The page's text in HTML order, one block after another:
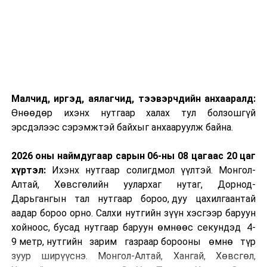
Малчид, иргэд, аялагчид, тээвэрчдийн анхааралд:
Өнөөдөр ихэнх нутгаар халах тул болзошгүй
эрсдэлээс сэрэмжтэй байхыг анхааруулж байна.
2026 оны наймдугаар сарын 06-ны 08 цагаас 20 цаг
хүртэл:Ихэнх нутгаар солигдмол үүлтэй. Монгол-
Алтай, Хөвсгөлийн уулархаг нутаг, Дорнод-
Дарьгангын тал нутгаар бороо, дуу цахилгаантай
аадар бороо орно. Салхи нутгийн зүүн хэсгээр баруун
хойноос, бусад нутгаар баруун өмнөөс секундэд 4-
9 метр, нутгийн зарим газраар борооны өмнө түр
зуур ширүүснэ. Монгол-Алтай, Хангай, Хөвсгөл,